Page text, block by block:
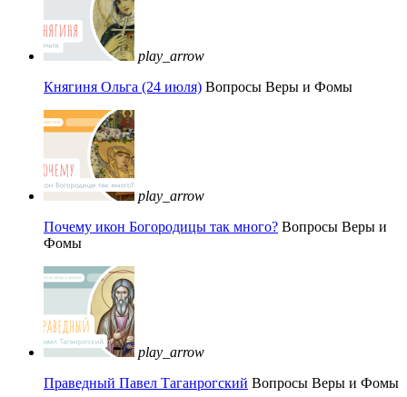
play_arrow
Княгиня Ольга (24 июля) Вопросы Веры и Фомы
play_arrow
Почему икон Богородицы так много? Вопросы Веры и
Фомы
play_arrow
Праведный Павел Таганрогский Вопросы Веры и Фомы